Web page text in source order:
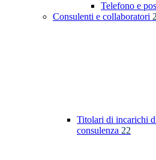
Telefono e
Consulenti e collaboratori
Titolari di incarichi
consulenza 22